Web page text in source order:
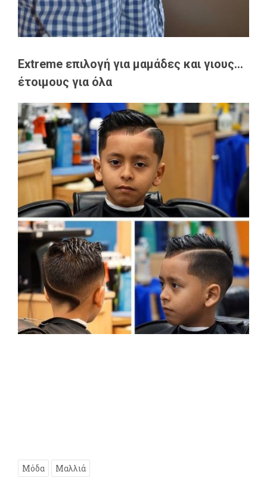
Extreme επιλογή για μαμάδες και γιους...
έτοιμους για όλα
Μόδα Μαλλιά